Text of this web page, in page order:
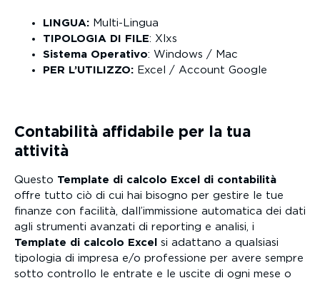
LINGUA: Multi-Lingua
TIPOLOGIA DI FILE: Xlxs
Sistema Operativo: Windows / Mac
PER L’UTILIZZO: Excel / Account Google
Contabilità affidabile per la tua
attività
Questo Template di calcolo Excel di contabilità
offre tutto ciò di cui hai bisogno per gestire le tue
finanze con facilità, dall’immissione automatica dei dati
agli strumenti avanzati di reporting e analisi, i
Template di calcolo Excel
si adattano a qualsiasi
tipologia di impresa e/o professione per avere sempre
sotto controllo le entrate e le uscite di ogni mese o